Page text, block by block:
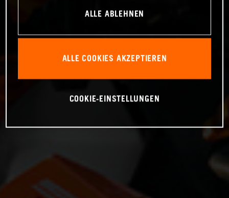
ALLE ABLEHNEN
ALLE COOKIES AKZEPTIEREN
COOKIE-EINSTELLUNGEN